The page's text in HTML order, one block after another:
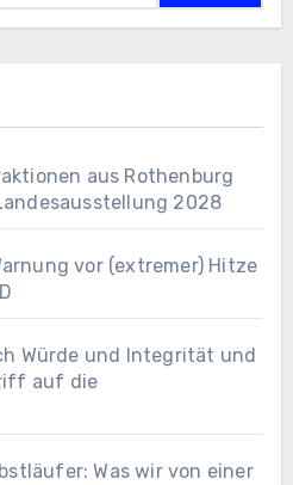
aus Rothenburg
2028
vor (extremer) Hitze
Würde und Integrität und
auf die
Was wir von einer